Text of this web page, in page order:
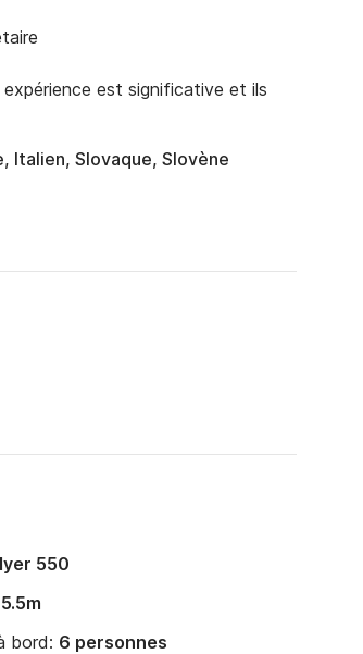
est significative et ils
Italien, Slovaque, Slovène
550
5.5m
bord: 6 personnes